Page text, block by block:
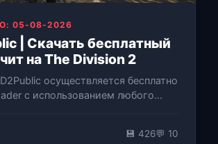
05-08-2026
| Скачать бесплатный
на The Division 2
осуществляется бесплатно
с использованием любого
на Tom Clancy's The Divisi…
💾 426💬 10